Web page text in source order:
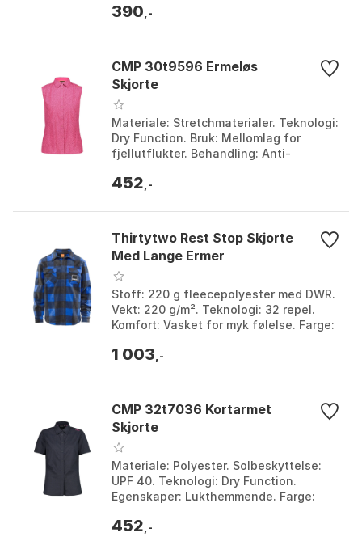
fluo / plum, B.co / de...
390 ,-
CMP 30t9596 Ermeløs
Skjorte
Materiale: Stretchmaterialer. Teknologi:
Dry Function. Bruk: Mellomlag for
fjellutflukter. Behandling: Anti-
anthracite, Ce...
452 ,-
Thirtytwo Rest Stop Skjorte
Med Lange Ermer
Stoff: 220 g fleecepolyester med DWR.
Vekt: 220 g/m². Teknologi: 32 repel.
Komfort: Vasket for myk følelse. Farge:
1 003 ,-
CMP 32t7036 Kortarmet
Skjorte
Materiale: Polyester. Solbeskyttelse:
UPF 40. Teknologi: Dry Function.
Egenskaper: Lukthemmende. Farge:
Størrelse: XS, XXS...
452 ,-